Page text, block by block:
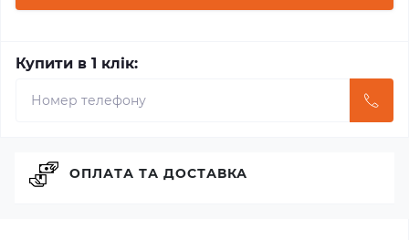
Купити в 1 клік:
ОПЛАТА ТА ДОСТАВКА